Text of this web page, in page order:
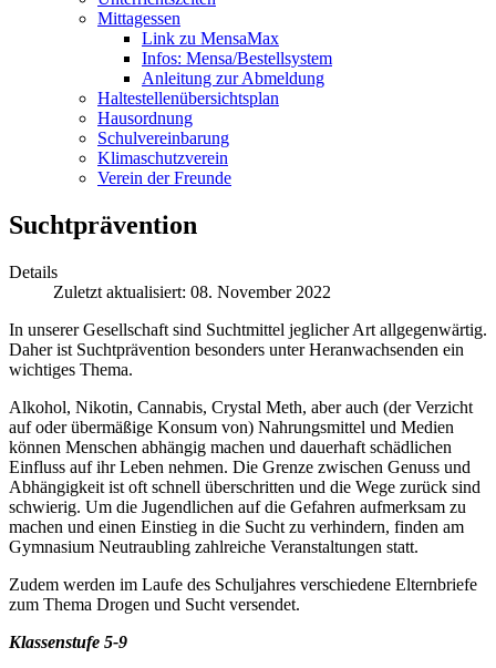
Mittagessen
Link zu MensaMax
Infos: Mensa/Bestellsystem
Anleitung zur Abmeldung
Haltestellenübersichtsplan
Hausordnung
Schulvereinbarung
Klimaschutzverein
Verein der Freunde
Suchtprävention
Details
Zuletzt aktualisiert: 08. November 2022
In unserer Gesellschaft sind Suchtmittel jeglicher Art allgegenwärtig.
Daher ist Suchtprävention besonders unter Heranwachsenden ein
wichtiges Thema.
Alkohol, Nikotin, Cannabis, Crystal Meth, aber auch (der Verzicht
auf oder übermäßige Konsum von) Nahrungsmittel und Medien
können Menschen abhängig machen und dauerhaft schädlichen
Einfluss auf ihr Leben nehmen. Die Grenze zwischen Genuss und
Abhängigkeit ist oft schnell überschritten und die Wege zurück sind
schwierig. Um die Jugendlichen auf die Gefahren aufmerksam zu
machen und einen Einstieg in die Sucht zu verhindern, finden am
Gymnasium Neutraubling zahlreiche Veranstaltungen statt.
Zudem werden im Laufe des Schuljahres verschiedene Elternbriefe
zum Thema Drogen und Sucht versendet.
Klassenstufe 5-9